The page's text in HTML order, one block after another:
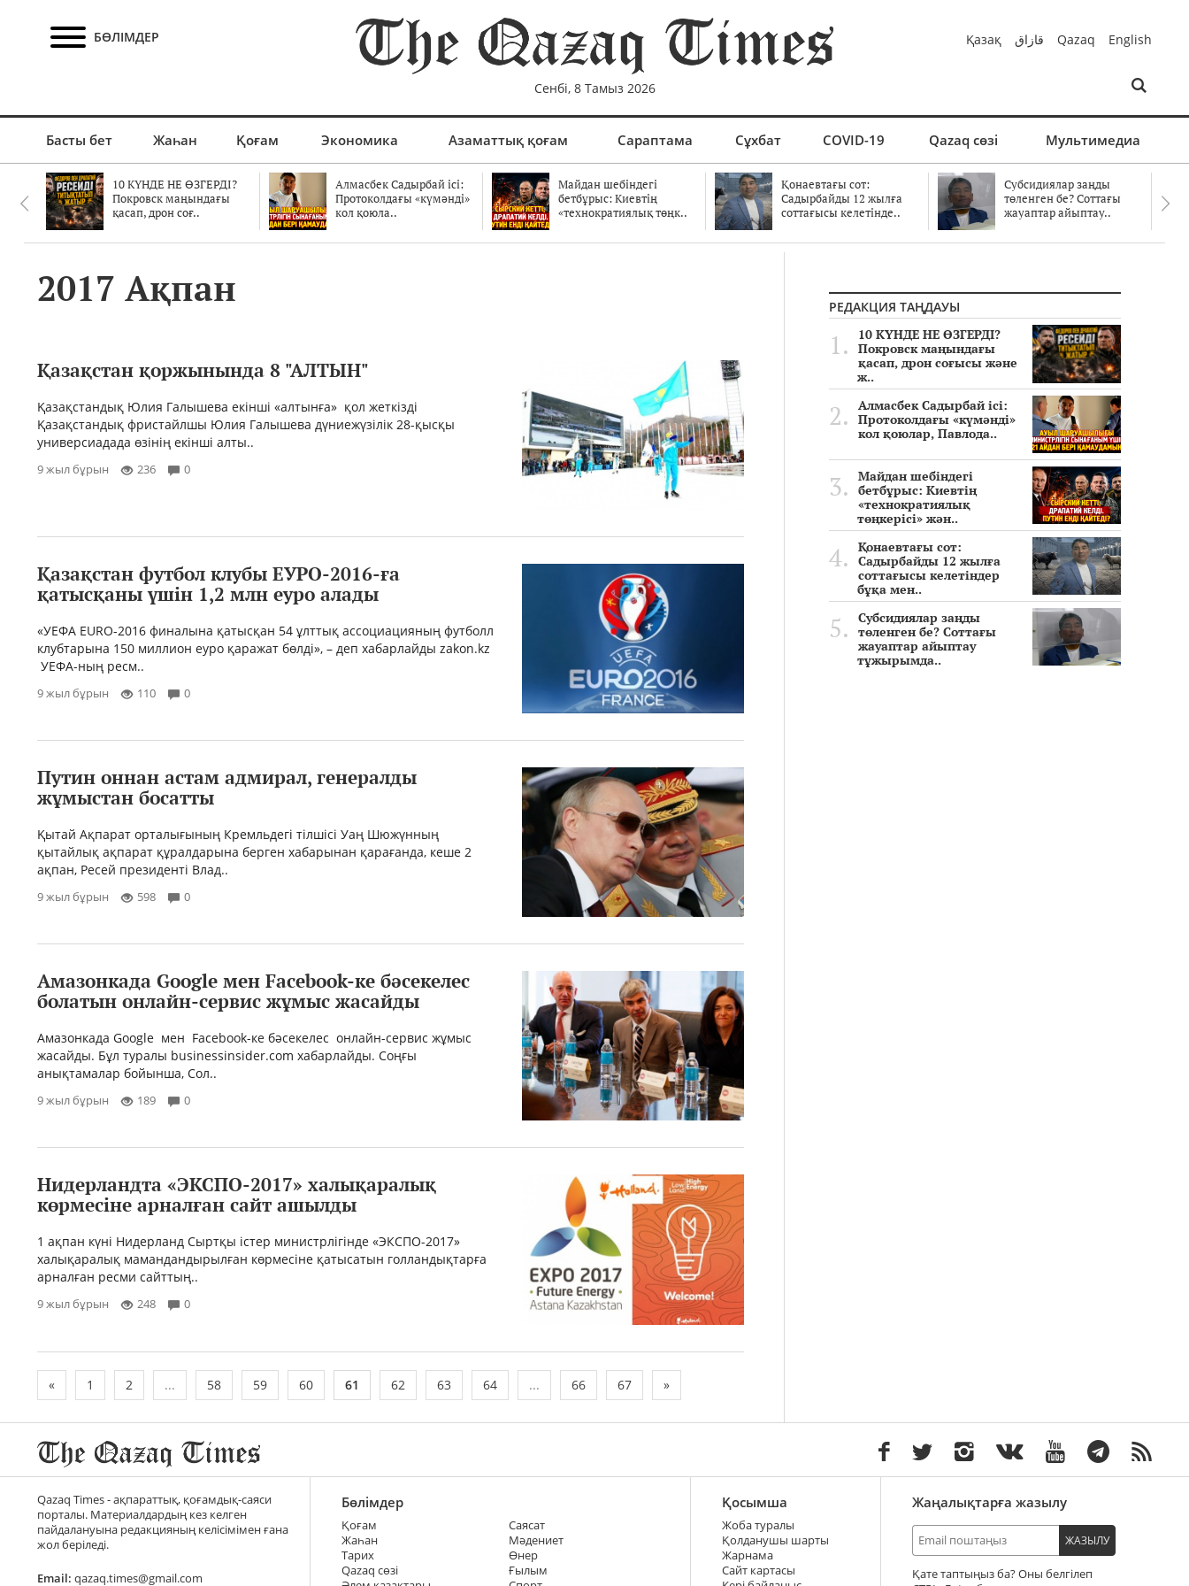
БӨЛІМДЕР
Сенбі, 8 Тамыз 2026
Қазақ قازاق Qazaq English
Басты бет Жаһан Қоғам Экономика Азаматтық қоғам Сараптама Сұхбат COVID-19 Qazaq сөзі Мультимедиа
10 КҮНДЕ НЕ ӨЗГЕРДІ?
Покровск маңындағы
қасап, дрон соғ..
Алмасбек Садырбай ісі:
Протоколдағы «күмәнді»
кол қоюла..
Майдан шебіндегі
бетбұрыс: Киевтің
«технократиялық төңк..
Қонаевтағы сот:
Садырбайды 12 жылға
соттағысы келетінде..
Субсидиялар заңды
төленген бе? Соттағы
жауаптар айыптау..
2017 Ақпан
Қазақстан қоржынында 8 "АЛТЫН"
Қазақстандық Юлия Галышева екінші «алтынға» қол жеткізді
Қазақстандық фристайлшы Юлия Галышева дүниежүзілік 28-қысқы
универсиадада өзінің екінші алты..
9 жыл бұрын 236 0
Қазақстан футбол клубы ЕУРО-2016-ға
қатысқаны үшін 1,2 млн еуро алады
«УЕФА EURO-2016 финалына қатысқан 54 ұлттық ассоциацияның футболл
клубтарына 150 миллион еуро қаражат бөлді», – деп хабарлайды zakon.kz
УЕФА-ның ресм..
9 жыл бұрын 110 0
Путин оннан астам адмирал, генералды
жұмыстан босатты
Қытай Ақпарат орталығының Кремльдегі тілшісі Уаң Шюжүнның
қытайлық ақпарат құралдарына берген хабарынан қарағанда, кеше 2
ақпан, Ресей президенті Влад..
9 жыл бұрын 598 0
Амазонкада Google мен Facebook-ке бәсекелес
болатын онлайн-сервис жұмыс жасайды
Амазонкада Google мен Facebook-ке бәсекелес онлайн-сервис жұмыс
жасайды. Бұл туралы businessinsider.com хабарлайды. Соңғы
анықтамалар бойынша, Сол..
9 жыл бұрын 189 0
Нидерландта «ЭКСПО-2017» халықаралық
көрмесіне арналған сайт ашылды
1 ақпан күні Нидерланд Сыртқы істер министрлігінде «ЭКСПО-2017»
халықаралық мамандандырылған көрмесіне қатысатын голландықтарға
арналған ресми сайттың..
9 жыл бұрын 248 0
« 1 2 ... 58 59 60 61 62 63 64 ... 66 67 »
РЕДАКЦИЯ ТАҢДАУЫ
10 КҮНДЕ НЕ ӨЗГЕРДІ?
Покровск маңындағы
қасап, дрон соғысы және
ж..
Алмасбек Садырбай ісі:
Протоколдағы «күмәнді»
кол қоюлар, Павлода..
Майдан шебіндегі
бетбұрыс: Киевтің
«технократиялық
төңкерісі» жән..
Қонаевтағы сот:
Садырбайды 12 жылға
соттағысы келетіндер
бұқа мен..
Субсидиялар заңды
төленген бе? Соттағы
жауаптар айыптау
тұжырымда..
Qazaq Times - ақпараттық, қоғамдық-саяси
порталы. Материалдардың кез келген
пайдалануына редакцияның келісімімен ғана
жол беріледі.
Email: qazaq.times@gmail.com
Бөлімдер
Қоғам
Жаһан
Тарих
Qazaq сөзі
Саясат
Мәдениет
Өнер
Ғылым
Қосымша
Жоба туралы
Қолданушы шарты
Жарнама
Сайт картасы
Жаңалықтарға жазылу
ЖАЗЫЛУ
Қате таптыңыз ба? Оны белгілеп